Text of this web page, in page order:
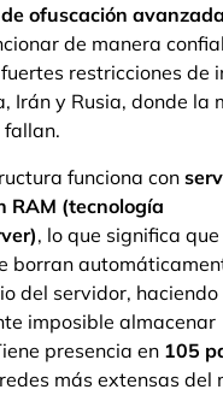
ofuscación avanzada
de manera
restricciones de
Irán y Rusia, donde la
fallan.
funciona con
RAM (tecnología
, lo que significa
borran
del servidor, haciendo
imposible almacenar
presencia en 105
más extensas del